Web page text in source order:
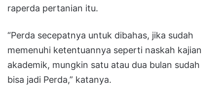
raperda pertanian itu.
“Perda secepatnya untuk dibahas, jika sudah
memenuhi ketentuannya seperti naskah kajian
akademik, mungkin satu atau dua bulan sudah
bisa jadi Perda,” katanya.